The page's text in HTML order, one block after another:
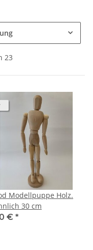
23
Modellpuppe Holz.
30 cm
€ *